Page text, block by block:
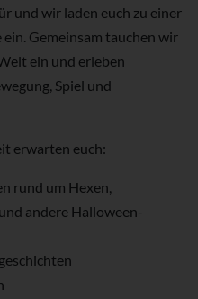
und wir laden euch zu einer
Gemeinsam tauchen wir
ein und erleben
Spiel und
erwarten euch:
rund um Hexen,
andere Halloween-